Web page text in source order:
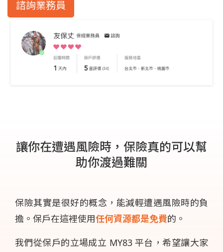
諮詢業務員
讓你在遭遇風險時，保險真的可以幫
助你渡過難關
保險其實是很好的概念，能減輕遭遇風險時的負
擔。保戶在這裡使用任何資源都是免費的。
我們從保戶的立場成立 MY83 平台，希望讓大家